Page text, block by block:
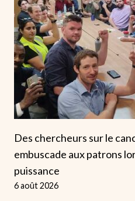
Des chercheurs sur le
embuscade aux patrons
puissance
6 août 2026